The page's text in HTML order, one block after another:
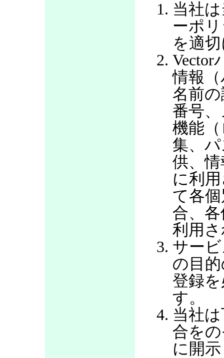
当社
ーポ
を適
Vector
情報
名前
番号
機能
集、
供、
に利
て各
合、
利用
サー
の目
登録
す。
当社
合を
に開